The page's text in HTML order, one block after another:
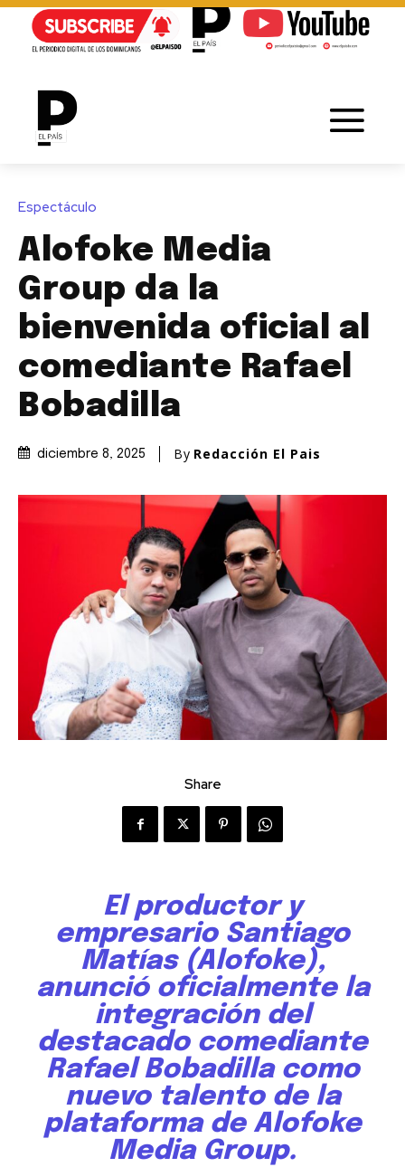
Espectáculo
Alofoke Media
Group da la
bienvenida oficial al
comediante Rafael
Bobadilla
diciembre 8, 2025 By Redacción El Pais
Share
El productor y
empresario Santiago
Matías (Alofoke),
anunció oficialmente la
integración del
destacado comediante
Rafael Bobadilla como
nuevo talento de la
plataforma de Alofoke
Media Group.